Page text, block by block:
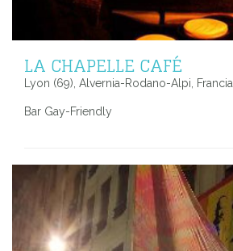
LA CHAPELLE CAFÉ
Lyon (69), Alvernia-Rodano-Alpi, Francia
Bar Gay-Friendly